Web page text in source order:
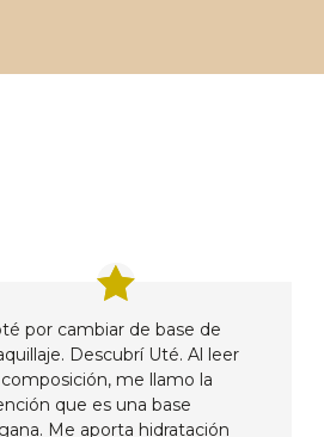
por cambiar de base de
Descubrí Uté. Al leer
me llamo la
que es una base
Me aporta hidratación